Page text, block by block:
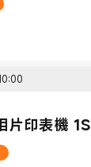
片印表機 1S